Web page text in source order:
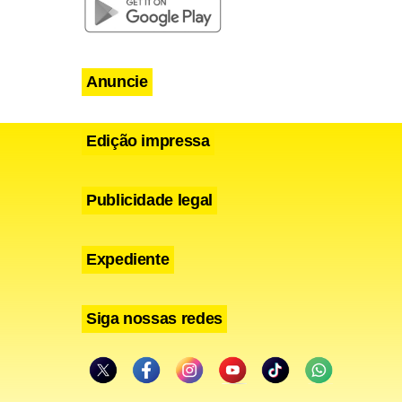
de
assim
com links
de
e
Anuncie
Edição impressa
Publicidade legal
Expediente
Siga nossas redes